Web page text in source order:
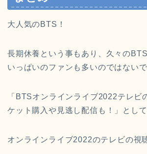
大人気のBTS！
長期休養という事もあり、久々の
いっぱいのファンも多いのではない
「BTSオンラインライブ2022テレビ
ケット購入や見逃し配信も！」として
オンラインライブ2022のテレビの視